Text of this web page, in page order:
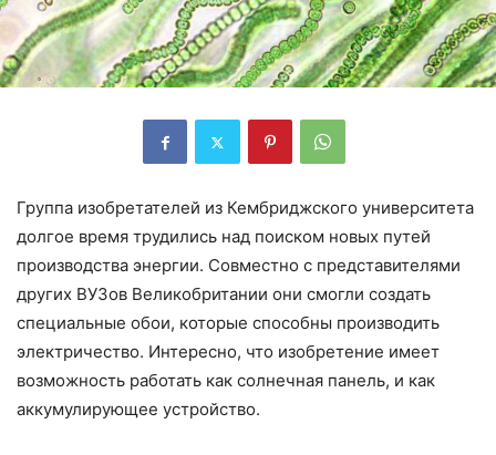
Группа изобретателей из Кембриджского университета
долгое время трудились над поиском новых путей
производства энергии. Совместно с представителями
других ВУЗов Великобритании они смогли создать
специальные обои, которые способны производить
электричество. Интересно, что изобретение имеет
возможность работать как солнечная панель, и как
аккумулирующее устройство.